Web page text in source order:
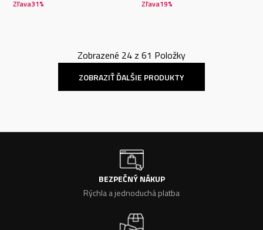
Zľava31% Zľava19%
Zobrazené 24 z 61 Položky
ZOBRAZIŤ ĎALŠIE PRODUKTY
BEZPEČNÝ NÁKUP
Rýchla a jednoduchá platba